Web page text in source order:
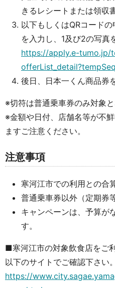
きるレシートまたは領収
以下もしくはQRコード
を入力し、1及び2の写真
https://apply.e-
後日、日本一くん商品券
※切符は普通乗車券のみ対象と
※金額や日付、店舗名等が不
ますご注意ください。
注意事項
寒河江市での利用との合
普通乗車券以外（定期券
キャンペーンは、予算が
す。
■寒河江市の対象飲食店をご
以下のサイトでご確認下さい。
https://